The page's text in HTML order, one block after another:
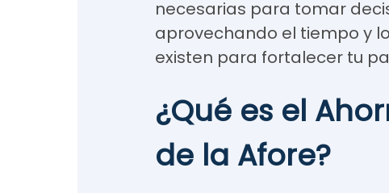
necesarias para tomar
aprovechando el tiempo y
existen para fortalecer tu
¿Qué es el
de la Afore?